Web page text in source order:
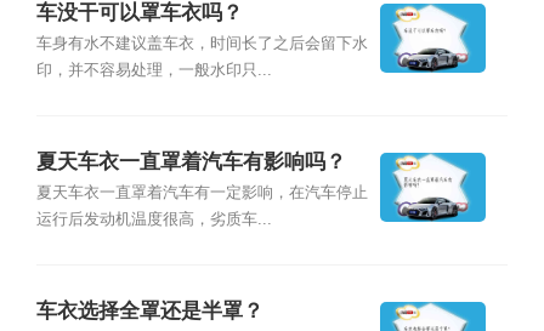
车没干可以罩车衣吗？
车身有水不建议盖车衣，时间长了之后会留下水
印，并不容易处理，一般水印只...
夏天车衣一直罩着汽车有影响吗？
夏天车衣一直罩着汽车有一定影响，在汽车停止
运行后发动机温度很高，劣质车...
车衣选择全罩还是半罩？